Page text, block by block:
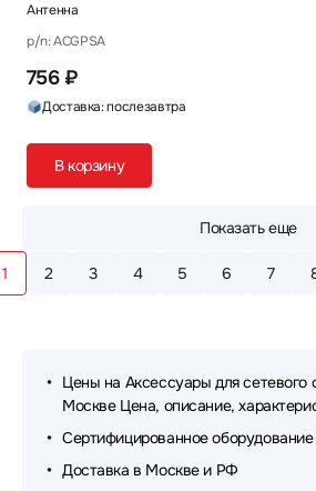
Антенна
p/n: ACGPSA
756 ₽
Доставка: послезавтра
В корзину
Показать еще
1 2 3 4 5 6 7
Цены на Аксессуары для сетевого
Москве Цена, описание,
Сертифицированное оборудование
Доставка в Москве и РФ